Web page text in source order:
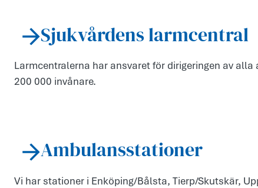
Sjukvårdens larmcentral
Larmcentralerna har ansvaret för dirigeringen av
200 000 invånare.
Ambulansstationer
Vi har stationer i Enköping/Bålsta, Tierp/Skutskär,